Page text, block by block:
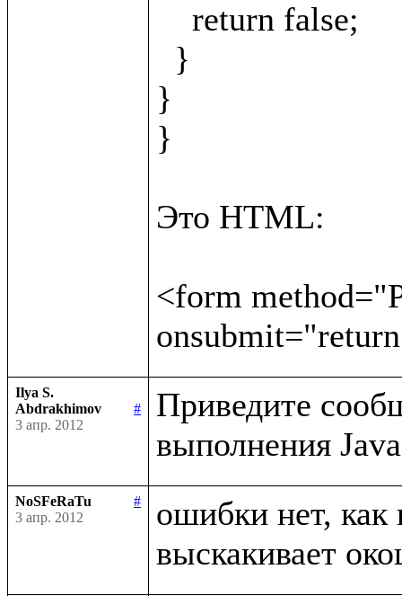
}
}
Это HTML:
<form
Ilya S.
Abdrakhimov
#
3 апр. 2012
Приведите
NoSFeRaTu
#
3 апр. 2012
ошибки нет,